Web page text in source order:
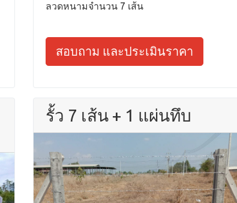
ลวดหนามจำนวน 7 เส้น
สอบถาม และประเมินราคา
รั้ว 7 เส้น + 1 แผ่นทึบ